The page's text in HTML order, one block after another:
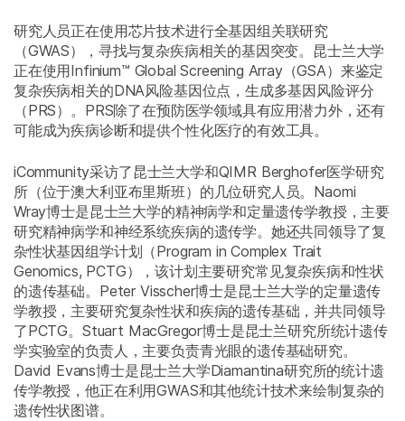
研究人员正在使用芯片技术进行全基因组关联研究
（GWAS），寻找与复杂疾病相关的基因突变。昆士兰大学
正在使用Infinium™ Global Screening Array（GSA）来鉴定
复杂疾病相关的DNA风险基因位点，生成多基因风险评分
（PRS）。PRS除了在预防医学领域具有应用潜力外，还有
可能成为疾病诊断和提供个性化医疗的有效工具。
iCommunity采访了昆士兰大学和QIMR Berghofer医学研究
所（位于澳大利亚布里斯班）的几位研究人员。Naomi
Wray博士是昆士兰大学的精神病学和定量遗传学教授，主要
研究精神病学和神经系统疾病的遗传学。她还共同领导了复
杂性状基因组学计划（Program in Complex Trait
Genomics, PCTG），该计划主要研究常见复杂疾病和性状
的遗传基础。Peter Visscher博士是昆士兰大学的定量遗传
学教授，主要研究复杂性状和疾病的遗传基础，并共同领导
了PCTG。Stuart MacGregor博士是昆士兰研究所统计遗传
学实验室的负责人，主要负责青光眼的遗传基础研究。
David Evans博士是昆士兰大学Diamantina研究所的统计遗
传学教授，他正在利用GWAS和其他统计技术来绘制复杂的
遗传性状图谱。